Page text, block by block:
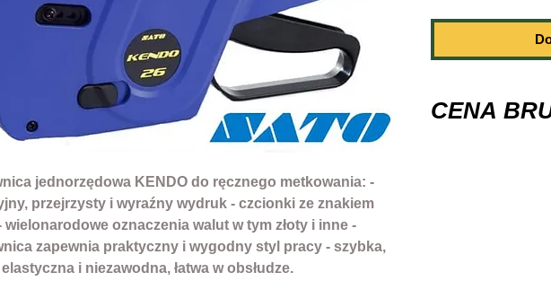
jednorzędowa KENDO do ręcznego metkowania: -
przejrzysty i wyraźny wydruk - czcionki ze znakiem
wielonarodowe oznaczenia walut w tym złoty i inne -
zapewnia praktyczny i wygodny styl pracy - szybka,
i niezawodna, łatwa w obsłudze.
CENA